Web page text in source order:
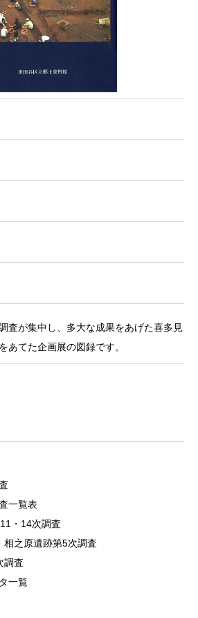
査が集中し、多大な成果をあげた喜多見
あてた企画展の図録です。
一覧表
・14次調査
之原遺跡第5次調査
調査
一覧